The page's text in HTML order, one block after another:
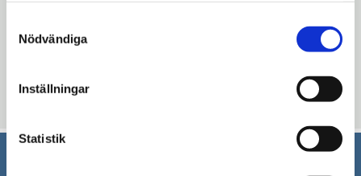
"Visa detaljer" kan du läsa om hur kakorna används och
hur vi och våra leverantörer inhämtar och behandlar
Nödvändiga
Inställningar
Statistik
Läs mer om nya Marenplan och se tidplanen
Uppdaterad: 2026-01-14